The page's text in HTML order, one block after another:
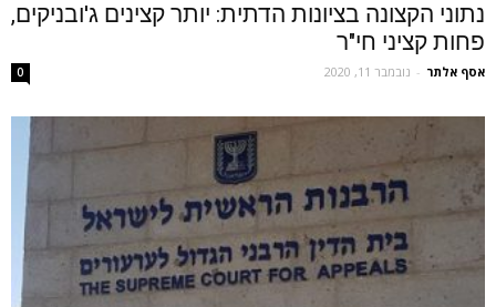
נתוני הקצונה בציונות הדתית: יותר קצינים ג'ובניקים,
פחות קציני חי"ר
אסף אלתר - נובמבר 11, 2020 0